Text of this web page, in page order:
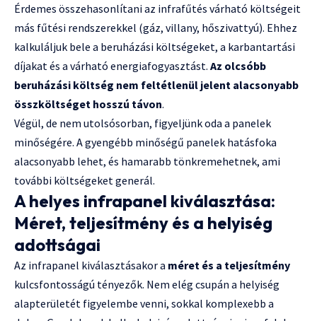
Érdemes összehasonlítani az infrafűtés várható költségeit
más fűtési rendszerekkel (gáz, villany, hőszivattyú). Ehhez
kalkuláljuk bele a beruházási költségeket, a karbantartási
díjakat és a várható energiafogyasztást. Az olcsóbb
beruházási költség nem feltétlenül jelent alacsonyabb
összköltséget hosszú távon.
Végül, de nem utolsósorban, figyeljünk oda a panelek
minőségére. A gyengébb minőségű panelek hatásfoka
alacsonyabb lehet, és hamarabb tönkremehetnek, ami
további költségeket generál.
A helyes infrapanel kiválasztása:
Méret, teljesítmény és a helyiség
adottságai
Az infrapanel kiválasztásakor a méret és a teljesítmény
kulcsfontosságú tényezők. Nem elég csupán a helyiség
alapterületét figyelembe venni, sokkal komplexebb a